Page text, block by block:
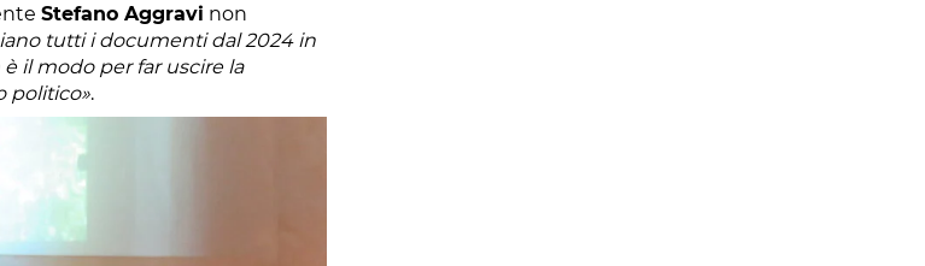
Stefano Aggravi non
tutti i documenti dal 2024 in
il modo per far uscire la
politico».